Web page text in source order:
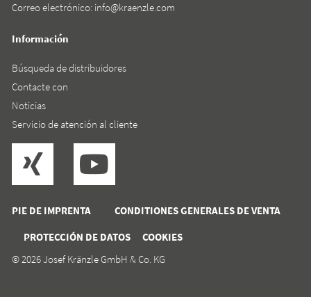
PIE DE IMPRENTA
CONDITIONES GENERALES DE VENTA
PROTECCIÓN DE DATOS
COOKIES
Correo electrónico: info@kraenzle.com
Información
Búsqueda de distribuidores
Contacte con
Noticias
Servicio de atención al cliente
© 2026 Josef Kränzle GmbH & Co. KG